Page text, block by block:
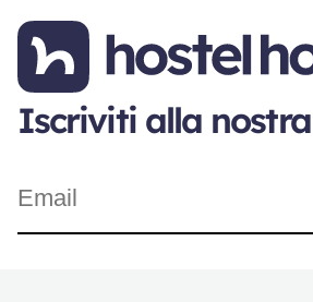
Iscriviti alla